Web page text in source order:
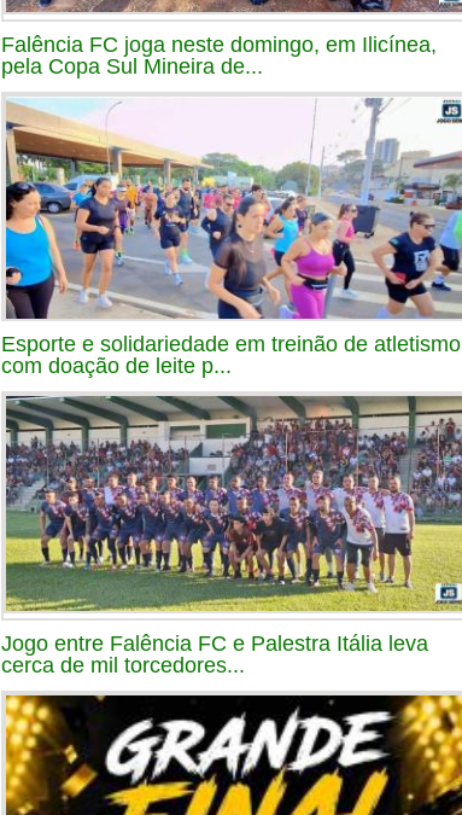
Falência FC joga neste domingo, em Ilicínea,
pela Copa Sul Mineira de...
Esporte e solidariedade em treinão de atletismo
com doação de leite p...
Jogo entre Falência FC e Palestra Itália leva
cerca de mil torcedores...